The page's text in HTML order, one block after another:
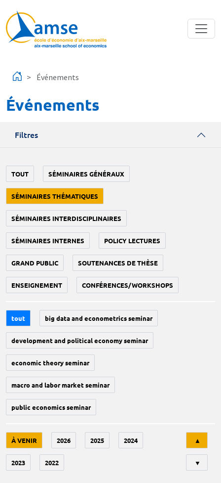
Événements
Événements
Filtres
TOUT SÉMINAIRES GÉNÉRAUX
SÉMINAIRES THÉMATIQUES
SÉMINAIRES INTERDISCIPLINAIRES
SÉMINAIRES INTERNES POLICY LECTURES
GRAND PUBLIC SOUTENANCES DE THÈSE
ENSEIGNEMENT CONFÉRENCES/WORKSHOPS
tout big data and econometrics seminar
development and political economy seminar
economic theory seminar
macro and labor market seminar
public economics seminar
À VENIR 2026 2025 2024
2023 2022
▲
▼